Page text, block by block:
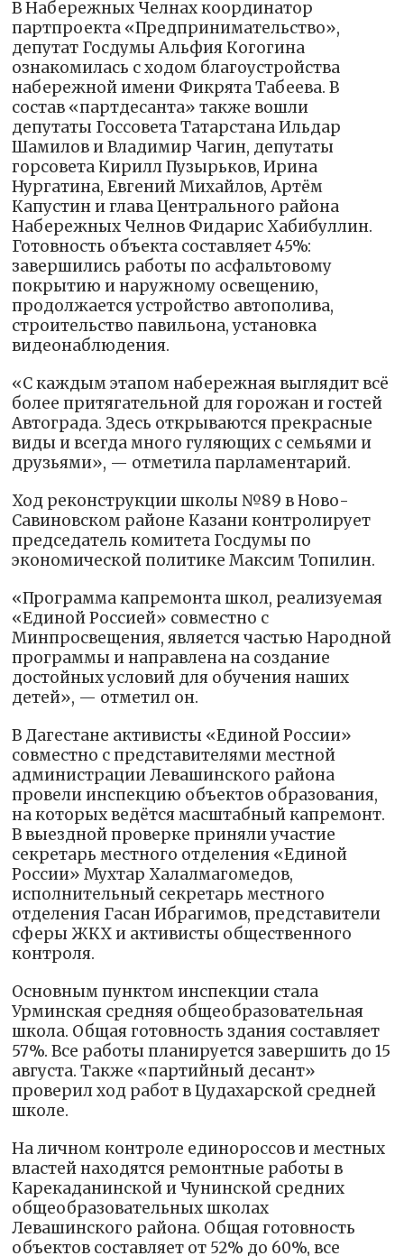
В Набережных Челнах координатор
партпроекта «Предпринимательство»,
депутат Госдумы Альфия Когогина
ознакомилась с ходом благоустройства
набережной имени Фикрята Табеева. В
состав «партдесанта» также вошли
депутаты Госсовета Татарстана Ильдар
Шамилов и Владимир Чагин, депутаты
горсовета Кирилл Пузырьков, Ирина
Нургатина, Евгений Михайлов, Артём
Капустин и глава Центрального района
Набережных Челнов Фидарис Хабибуллин.
Готовность объекта составляет 45%:
завершились работы по асфальтовому
покрытию и наружному освещению,
продолжается устройство автополива,
строительство павильона, установка
видеонаблюдения.
«С каждым этапом набережная выглядит всё
более притягательной для горожан и гостей
Автограда. Здесь открываются прекрасные
виды и всегда много гуляющих с семьями и
друзьями», — отметила парламентарий.
Ход реконструкции школы №89 в Ново-
Савиновском районе Казани контролирует
председатель комитета Госдумы по
экономической политике Максим Топилин.
«Программа капремонта школ, реализуемая
«Единой Россией» совместно с
Минпросвещения, является частью Народной
программы и направлена на создание
достойных условий для обучения наших
детей», — отметил он.
В Дагестане активисты «Единой России»
совместно с представителями местной
администрации Левашинского района
провели инспекцию объектов образования,
на которых ведётся масштабный капремонт.
В выездной проверке приняли участие
секретарь местного отделения «Единой
России» Мухтар Халалмагомедов,
исполнительный секретарь местного
отделения Гасан Ибрагимов, представители
сферы ЖКХ и активисты общественного
контроля.
Основным пунктом инспекции стала
Урминская средняя общеобразовательная
школа. Общая готовность здания составляет
57%. Все работы планируется завершить до 15
августа. Также «партийный десант»
проверил ход работ в Цудахарской средней
школе.
На личном контроле единороссов и местных
властей находятся ремонтные работы в
Карекаданинской и Чунинской средних
общеобразовательных школах
Левашинского района. Общая готовность
объектов составляет от 52% до 60%, все